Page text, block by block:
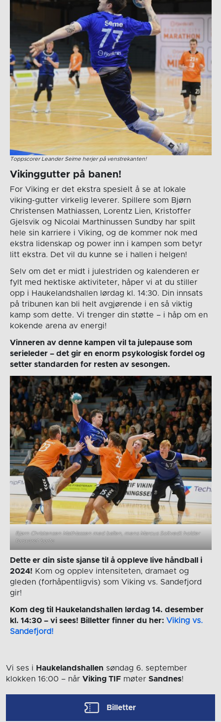
Toppscorer Leander Seime herjer på venstrekanten!
Vikinggutter på banen!
For Viking er det ekstra spesielt å se at lokale
viking-gutter virkelig leverer. Spillere som Bjørn
Christensen Mathiassen, Lorentz Lien, Kristoffer
Gjelsvik og Nicolai Marthinussen Sundby har spilt
hele sin karriere i Viking, og de kommer nok med
ekstra lidenskap og power inn i kampen som betyr
litt ekstra. Det vil du kunne se i hallen i helgen!
Selv om det er midt i julestriden og kalenderen er
fylt med hektiske aktiviteter, håper vi at du stiller
opp i Haukelandshallen lørdag kl. 14:30. Din innsats
på tribunen kan bli helt avgjørende i en så viktig
kamp som dette. Vi trenger din støtte – i håp om en
kokende arena av energi!
Vinneren av denne kampen vil ta julepause som
serieleder – det gir en enorm psykologisk fordel og
setter standarden for resten av sesongen.
Bjørn Christensen Mathiassen med ballen, mens Marcus Soltvedt holder
forsvaret borte
Dette er din siste sjanse til å oppleve live håndball i
2024! Kom og opplev intensiteten, dramaet og
gleden (forhåpentligvis) som Viking vs. Sandefjord
gir!
Kom deg til Haukelandshallen lørdag 14. desember
kl. 14:30 – vi sees! Billetter finner du her: Viking vs.
Sandefjord!
Vi ses i Haukelandshallen søndag 6. september
klokken 16:00 – når Viking TIF møter Sandnes!
Billetter